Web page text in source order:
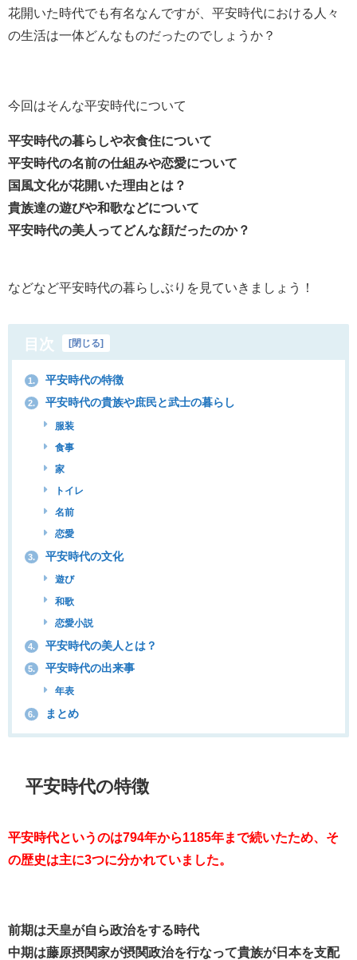
花開いた時代でも有名なんですが、平安時代における人々
の生活は一体どんなものだったのでしょうか？
今回はそんな平安時代について
平安時代の暮らしや衣食住について
平安時代の名前の仕組みや恋愛について
国風文化が花開いた理由とは？
貴族達の遊びや和歌などについて
平安時代の美人ってどんな顔だったのか？
などなど平安時代の暮らしぶりを見ていきましょう！
目次 閉じる
1. 平安時代の特徴
2. 平安時代の貴族や庶民と武士の暮らし
服装
食事
家
トイレ
名前
恋愛
3. 平安時代の文化
遊び
和歌
恋愛小説
4. 平安時代の美人とは？
5. 平安時代の出来事
年表
6. まとめ
平安時代の特徴
平安時代というのは794年から1185年まで続いたため、そ
の歴史は主に3つに分かれていました。
前期は天皇が自ら政治をする時代
中期は藤原摂関家が摂関政治を行なって貴族が日本を支配